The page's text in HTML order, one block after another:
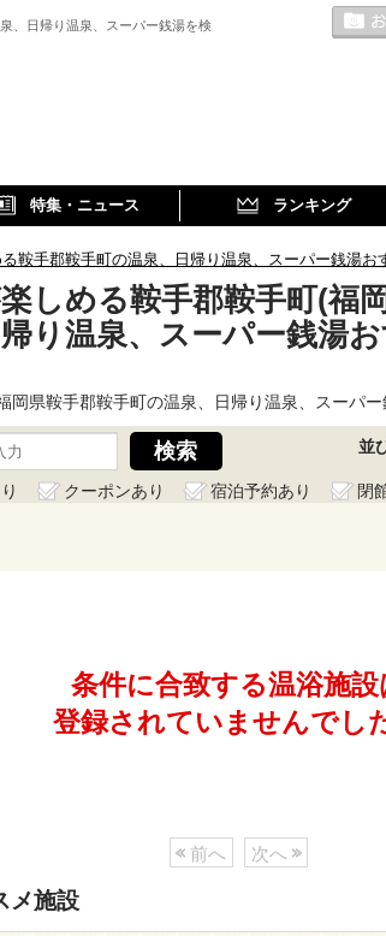
、日帰り温泉、スーパー銭湯を検
特集・ニュース ランキング
鞍手郡鞍手町の温泉、日帰り温泉、スーパー銭湯お
しめる鞍手郡鞍手町(福
り温泉、スーパー銭湯
岡県鞍手郡鞍手町の温泉、日帰り温泉、スーパ
並
クーポンあり 宿泊予約あり
閉
条件に合致する温浴施設
登録されていませんでし
前へ 次へ
メ施設